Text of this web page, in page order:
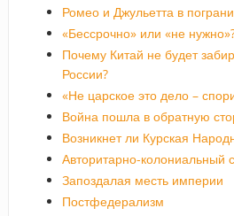
Ромео и Джульетта в
«Бессрочно» или «не
Почему Китай не будет
России?
«Не царское это дело –
Война пошла в обратную
Возникнет ли Курская
Авторитарно-колониальный
Запоздалая месть империи
Постфедерализм